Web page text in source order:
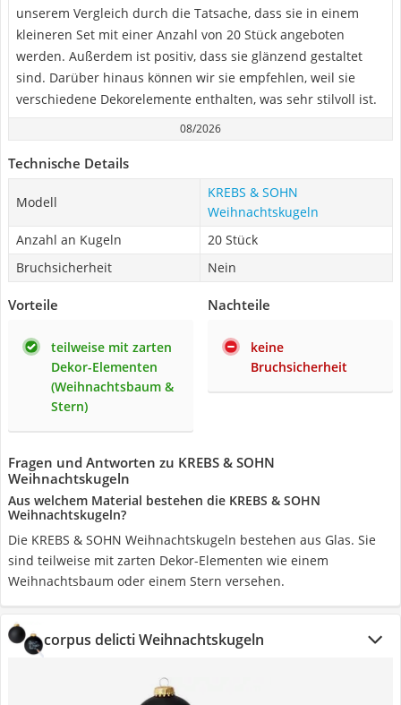
unserem Vergleich durch die Tatsache, dass sie in einem
kleineren Set mit einer Anzahl von 20 Stück angeboten
werden. Außerdem ist positiv, dass sie glänzend gestaltet
sind. Darüber hinaus können wir sie empfehlen, weil sie
verschiedene Dekorelemente enthalten, was sehr stilvoll ist.
08/2026
Technische Details
Modell
KREBS & SOHN
Weihnachtskugeln
Anzahl an Kugeln
20 Stück
Bruchsicherheit
Nein
Vorteile
teilweise mit zarten
Dekor-Elementen
(Weihnachtsbaum &
Stern)
Nachteile
keine
Bruchsicherheit
Fragen und Antworten zu KREBS & SOHN
Weihnachtskugeln
Aus welchem Material bestehen die KREBS & SOHN
Weihnachtskugeln?
Die KREBS & SOHN Weihnachtskugeln bestehen aus Glas. Sie
sind teilweise mit zarten Dekor-Elementen wie einem
Weihnachtsbaum oder einem Stern versehen.
corpus delicti Weihnachtskugeln